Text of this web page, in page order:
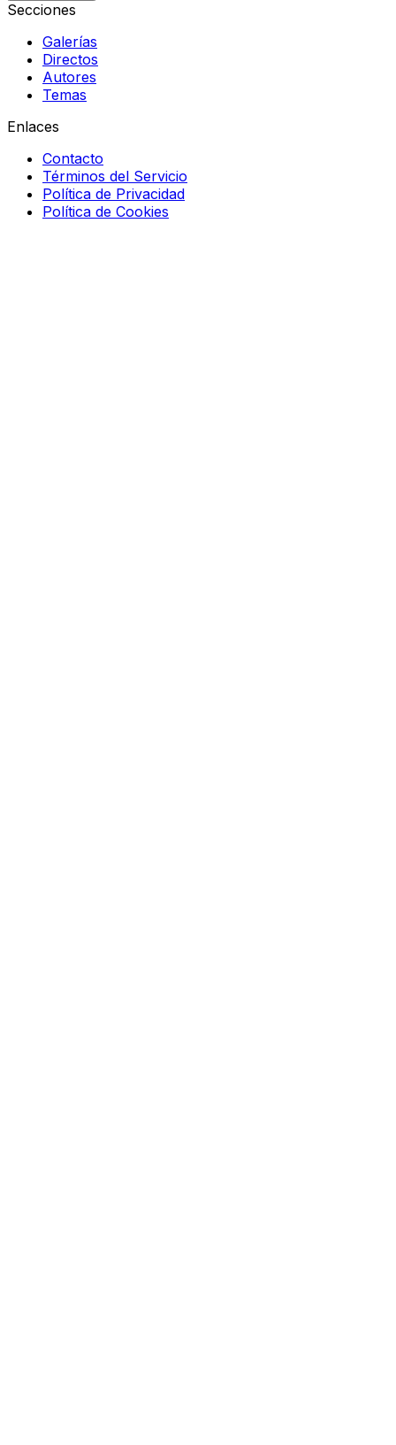
Secciones
Galerías
Directos
Autores
Temas
Enlaces
Contacto
Términos del Servicio
Política de Privacidad
Política de Cookies